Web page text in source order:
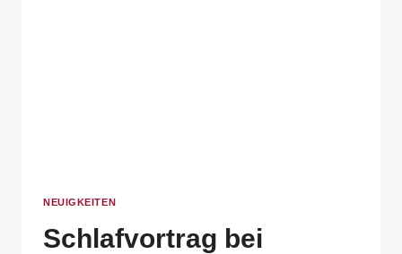
NEUIGKEITEN
Schlafvortrag bei